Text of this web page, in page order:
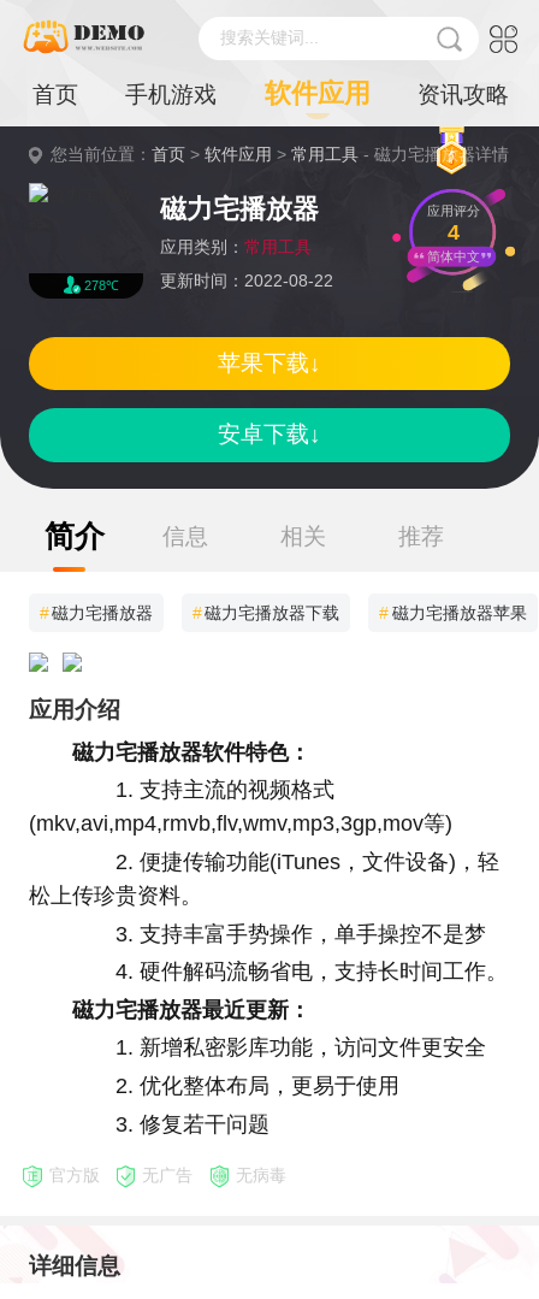
搜索关键词...
首页 手机游戏 软件应用 资讯攻略
您当前位置：首页 >软件应用 >常用工具 - 磁力宅播放器详情
278℃
磁力宅播放器
应用类别： 常用工具
更新时间：2022-08-22
应用评分
4
简体中文
安卓下载↓
苹果下载↓
简介 信息 相关 推荐
#磁力宅播放器 #磁力宅播放器下载 #磁力宅播放器苹果
应用介绍
磁力宅播放器软件特色：
1. 支持主流的视频格式
(mkv,avi,mp4,rmvb,flv,wmv,mp3,3gp,mov等)
2. 便捷传输功能(iTunes，文件设备)，轻
松上传珍贵资料。
3. 支持丰富手势操作，单手操控不是梦
4. 硬件解码流畅省电，支持长时间工作。
磁力宅播放器最近更新：
1. 新增私密影库功能，访问文件更安全
2. 优化整体布局，更易于使用
3. 修复若干问题
官方版 无广告 无病毒
详细信息